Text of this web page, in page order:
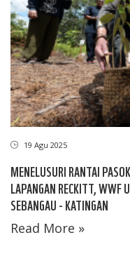
19 Agu 2025
MENELUSURI RANTAI
LAPANGAN RECKITT, WWF
SEBANGAU - KATINGAN
Read More »